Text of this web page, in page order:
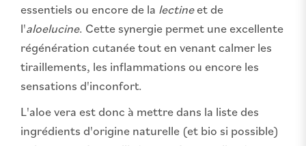
essentiels ou encore de la lectineet de
l'aloelucine. Cette synergie permet une excellente
régénération cutanée tout en venant calmer les
tiraillements, les inflammations ou encore les
sensations d'inconfort.
L'aloe vera est donc à mettre dans la liste des
ingrédients d'origine naturelle (et bio si possible)